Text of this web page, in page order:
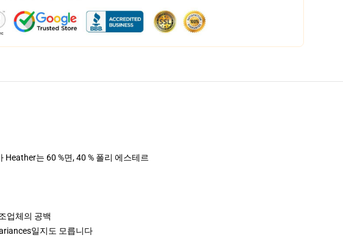
는 60 %면, 40 % 폴리 에스테르
업체의 공백
일지도 모릅니다